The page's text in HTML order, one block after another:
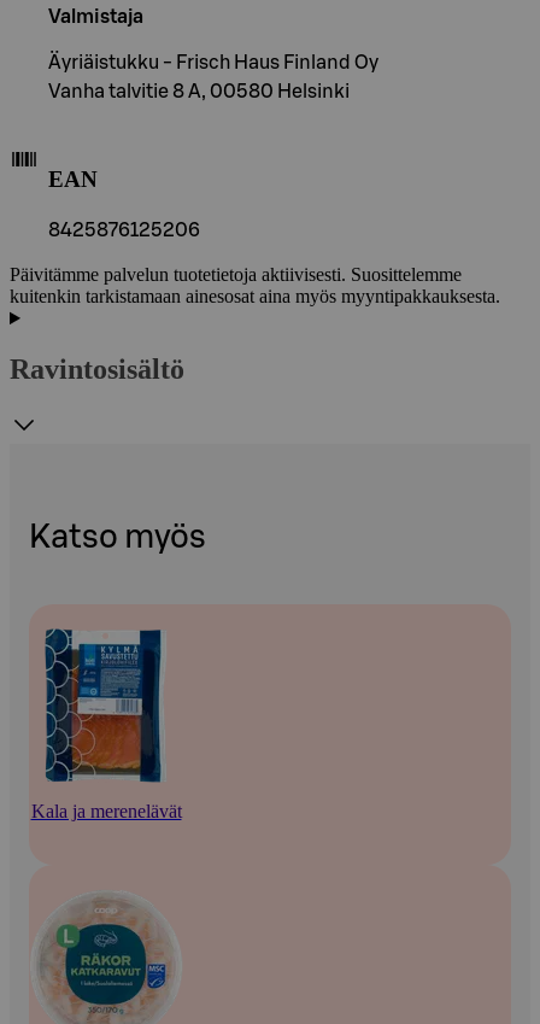
Valmistaja
Äyriäistukku - Frisch Haus Finland Oy
Vanha talvitie 8 A, 00580 Helsinki
EAN
8425876125206
Päivitämme palvelun tuotetietoja aktiivisesti. Suosittelemme
kuitenkin tarkistamaan ainesosat aina myös myyntipakkauksesta.
Ravintosisältö
Katso myös
Kala ja merenelävät